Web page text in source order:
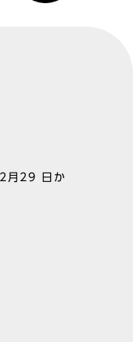
月29 日か